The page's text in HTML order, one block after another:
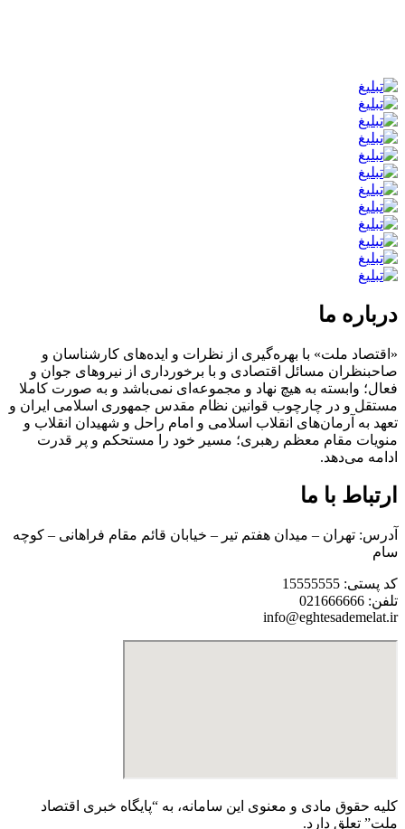
درباره ما
«اقتصاد ملت» با بهره‌گیری از نظرات و ایده‌های کارشناسان و
صاحبنظران مسائل اقتصادی و با برخورداری از نیروهای جوان و
فعال؛ وابسته به هیچ نهاد و مجموعه‌ای نمی‌‌باشد و به صورت کاملا
مستقل و در چارچوب قوانین نظام مقدس جمهوری اسلامی ایران و
تعهد به آرمان‌های انقلاب اسلامی و امام راحل و شهیدان انقلاب و
منویات مقام معظم رهبری؛ مسیر خود را مستحکم و پر قدرت
ادامه می‌دهد.
ارتباط با ما
آدرس: تهران – میدان هفتم تیر – خیابان قائم مقام فراهانی – کوچه
سام
کد پستی: 15555555
تلفن: 021666666
info@eghtesademelat.ir
کلیه حقوق مادی و معنوی این سامانه، به “پایگاه خبری اقتصاد
ملت” تعلق دارد.